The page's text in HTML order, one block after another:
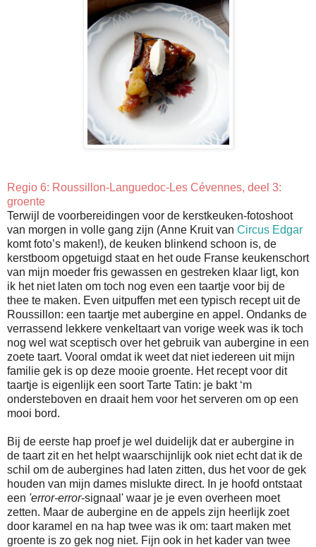
Regio 6: Roussillon-Languedoc-Les Cévennes, deel 3:
groente
Terwijl de voorbereidingen voor de kerstkeuken-fotoshoot
van morgen in volle gang zijn (Anne Kruit van Circus Edgar
komt foto’s maken!), de keuken blinkend schoon is, de
kerstboom opgetuigd staat en het oude Franse keukenschort
van mijn moeder fris gewassen en gestreken klaar ligt, kon
ik het niet laten om toch nog even een taartje voor bij de
thee te maken. Even uitpuffen met een typisch recept uit de
Roussillon: een taartje met aubergine en appel. Ondanks de
verrassend lekkere venkeltaart van vorige week was ik toch
nog wel wat sceptisch over het gebruik van aubergine in een
zoete taart. Vooral omdat ik weet dat niet iedereen uit mijn
familie gek is op deze mooie groente. Het recept voor dit
taartje is eigenlijk een soort Tarte Tatin: je bakt ‘m
ondersteboven en draait hem voor het serveren om op een
mooi bord.
Bij de eerste hap proef je wel duidelijk dat er aubergine in
de taart zit en het helpt waarschijnlijk ook niet echt dat ik de
schil om de aubergines had laten zitten, dus het voor de gek
houden van mijn dames mislukte direct. In je hoofd ontstaat
een 'error-error-signaal' waar je je even overheen moet
zetten. Maar de aubergine en de appels zijn heerlijk zoet
door karamel en na hap twee was ik om: taart maken met
groente is zo gek nog niet. Fijn ook in het kader van twee